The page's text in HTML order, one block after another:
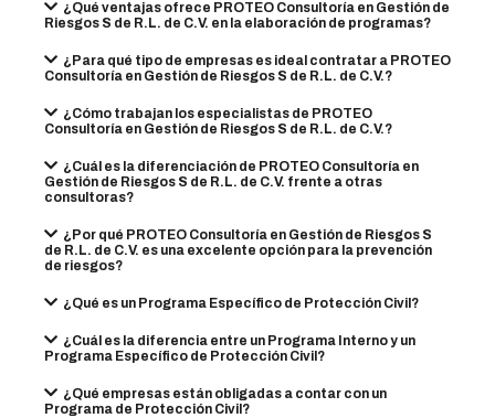
¿Qué ventajas ofrece PROTEO Consultoría en Gestión de
Riesgos S de R.L. de C.V. en la elaboración de programas?
¿Para qué tipo de empresas es ideal contratar a PROTEO
Consultoría en Gestión de Riesgos S de R.L. de C.V.?
¿Cómo trabajan los especialistas de PROTEO
Consultoría en Gestión de Riesgos S de R.L. de C.V.?
¿Cuál es la diferenciación de PROTEO Consultoría en
Gestión de Riesgos S de R.L. de C.V. frente a otras
consultoras?
¿Por qué PROTEO Consultoría en Gestión de Riesgos S
de R.L. de C.V. es una excelente opción para la prevención
de riesgos?
¿Qué es un Programa Específico de Protección Civil?
¿Cuál es la diferencia entre un Programa Interno y un
Programa Específico de Protección Civil?
¿Qué empresas están obligadas a contar con un
Programa de Protección Civil?